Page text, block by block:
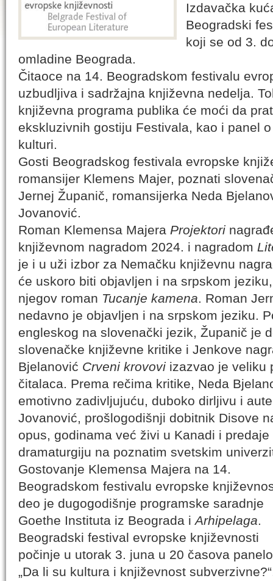
Izdavačka
Beogradski
koji se od 3.
omladine Beograda.
Čitaoce na 14. Beogradskom festivalu
uzbudljiva i sadržajna književna nedelja.
književna programa publika će moći da
ekskluzivnih gostiju Festivala, kao i panel
kulturi.
Gosti Beogradskog festivala evropske
romansijer Klemens Majer, poznati
Jernej Županič, romansijerka Neda
Jovanović.
Roman Klemensa Majera Projektori
književnom nagradom 2024. i nagradom
je i u uži izbor za Nemačku književnu
će uskoro biti objavljen i na srpskom
njegov roman Tucanje kamena. Roman
nedavno je objavljen i na srpskom jeziku.
engleskog na slovenački jezik, Županič je
slovenačke književne kritike i Jenkove
Bjelanović Crveni krovovi izazvao je veliku
čitalaca. Prema rečima kritike, Neda
emotivno zadivljujuću, duboko dirljivu i
Jovanović, prošlogodišnji dobitnik Disove
opus, godinama već živi u Kanadi i
dramaturgiju na poznatim svetskim
Gostovanje Klemensa Majera na 14.
Beogradskom festivalu evropske
deo je dugogodišnje programske saradnje
Goethe Instituta iz Beograda iArhipelaga.
Beogradski festival evropske književnosti
počinje u utorak 3. juna u 20 časova
„Da li su kultura i književnost